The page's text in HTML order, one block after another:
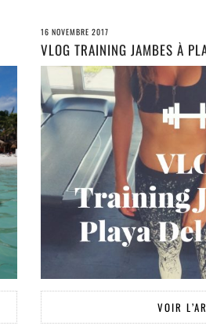
16 NOVEMBRE 2017
VLOG TRAINING JAMBES À
VOIR